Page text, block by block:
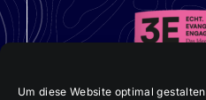
Um diese Website optimal